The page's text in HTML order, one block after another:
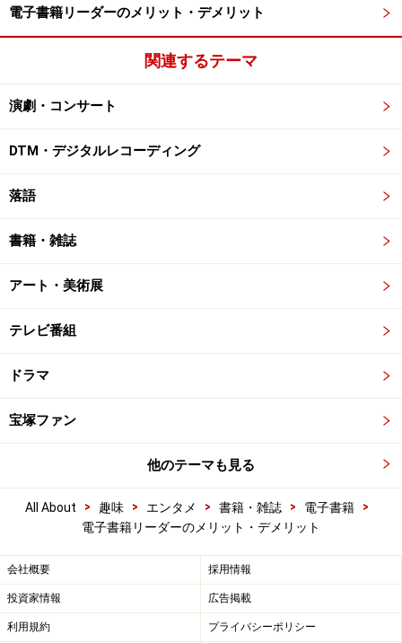
電子書籍リーダーのメリット・デメリット
関連するテーマ
演劇・コンサート
DTM・デジタルレコーディング
落語
書籍・雑誌
アート・美術展
テレビ番組
ドラマ
宝塚ファン
他のテーマも見る
All About > 趣味 > エンタメ > 書籍・雑誌 > 電子書籍
>
電子書籍リーダーのメリット・デメリット
会社概要 採用情報
投資家情報 広告掲載
利用規約 プライバシーポリシー